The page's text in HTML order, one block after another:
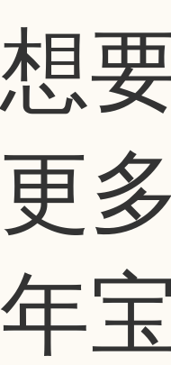
想
更
年